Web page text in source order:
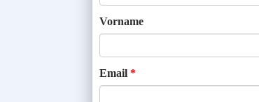
Vorname
Email